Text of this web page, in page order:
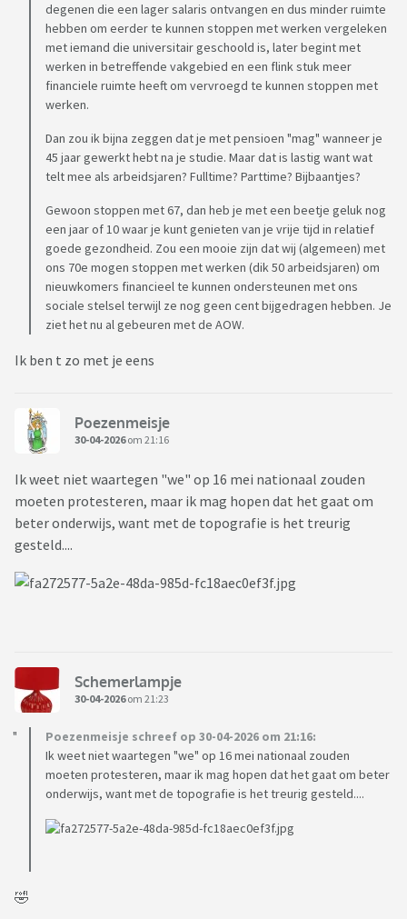
degenen die een lager salaris ontvangen en dus minder ruimte
hebben om eerder te kunnen stoppen met werken vergeleken
met iemand die universitair geschoold is, later begint met
werken in betreffende vakgebied en een flink stuk meer
financiele ruimte heeft om vervroegd te kunnen stoppen met
werken.
Dan zou ik bijna zeggen dat je met pensioen "mag" wanneer je
45 jaar gewerkt hebt na je studie. Maar dat is lastig want wat
telt mee als arbeidsjaren? Fulltime? Parttime? Bijbaantjes?
Gewoon stoppen met 67, dan heb je met een beetje geluk nog
een jaar of 10 waar je kunt genieten van je vrije tijd in relatief
goede gezondheid. Zou een mooie zijn dat wij (algemeen) met
ons 70e mogen stoppen met werken (dik 50 arbeidsjaren) om
nieuwkomers financieel te kunnen ondersteunen met ons
sociale stelsel terwijl ze nog geen cent bijgedragen hebben. Je
ziet het nu al gebeuren met de AOW.
Ik ben t zo met je eens
Poezenmeisje
30-04-2026om 21:16
Ik weet niet waartegen "we" op 16 mei nationaal zouden
moeten protesteren, maar ik mag hopen dat het gaat om
beter onderwijs, want met de topografie is het treurig
gesteld....
Schemerlampje
30-04-2026om 21:23
Poezenmeisje schreef op 30-04-2026 om 21:16:
Ik weet niet waartegen "we" op 16 mei nationaal zouden
moeten protesteren, maar ik mag hopen dat het gaat om beter
onderwijs, want met de topografie is het treurig gesteld....
🤣